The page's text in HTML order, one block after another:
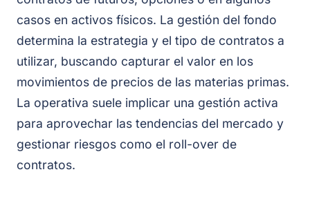
casos en activos físicos. La gestión del fondo
determina la estrategia y el tipo de contratos a
utilizar, buscando capturar el valor en los
movimientos de precios de las materias primas.
La operativa suele implicar una gestión activa
para aprovechar las tendencias del mercado y
gestionar riesgos como el roll-over de
contratos.